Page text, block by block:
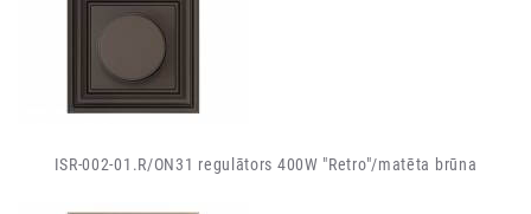
ISR-002-01.R/ON31 regulātors 400W "Retro"/matēta brūna